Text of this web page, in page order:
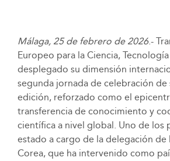
Málaga, 25 de febrero de 2026.-
Europeo para la Ciencia,
desplegado su dimensión
segunda jornada de celebración
edición, reforzado como el
transferencia de conocimiento y
científica a nivel global. Uno de los
estado a cargo de la delegación de
Corea, que ha intervenido como